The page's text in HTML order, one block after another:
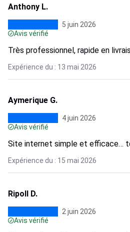
Anthony L.
5 juin 2026
Avis vérifié
Très professionnel, rapide en
Expérience du : 13 mai 2026
Aymerique G.
4 juin 2026
Avis vérifié
Site internet simple et efficace…
Expérience du : 15 mai 2026
Ripoll D.
2 juin 2026
Avis vérifié